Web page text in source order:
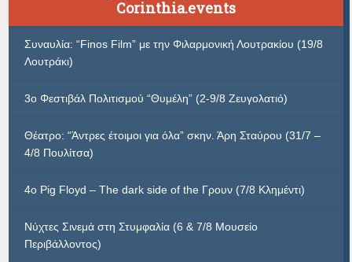
Corinthia.events
Συναυλία: “Finos Film” με την Φιλαρμονική Λουτρακίου (19/8
Λουτράκι)
3ο Φεστιβάλ Πολιτισμού “Θυμέλη” (2-9/8 Ζευγολατιό)
Θέατρο: “Άντρες έτοιμοι για όλα” σκην. Άρη Σταύρου (31/7 –
4/8 Πουλίτσα)
4ο Pig Floyd – The dark side of the Γρουν (7/8 Κλημέντι)
Νύχτες Σινεμά στη Στυμφαλία (6 & 7/8 Μουσείο
Περιβάλλοντος)